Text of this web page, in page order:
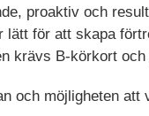
proaktiv och
lätt för att skapa
krävs B-körkort
och möjligheten